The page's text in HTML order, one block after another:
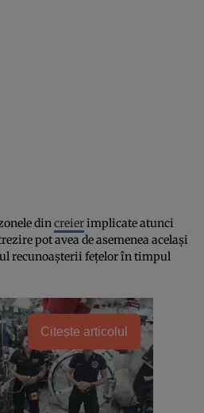
dincreierimplicate atunci
pot avea de asemenea acelaşi
recunoaşterii feţelor în timpul
Citește articolul